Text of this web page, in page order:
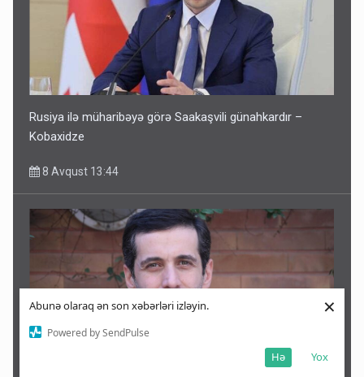
Abunə olaraq ən son xəbərləri izləyin.
Powered by SendPulse
Yox
Hə
×
Rusiya ilə müharibəyə görə Saakaşvili günahkardır –
Kobaxidze
8 Avqust 13:44